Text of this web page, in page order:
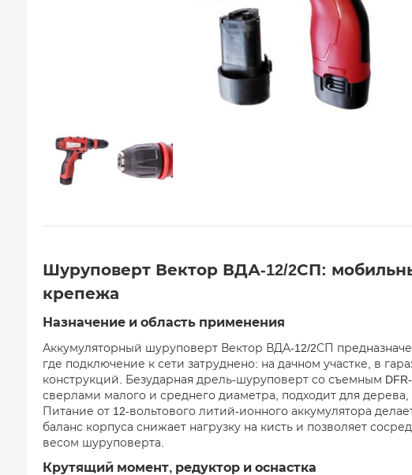
Шуруповерт Вектор ВДА-12/2СП:
крепежа
Назначение и область применения
Аккумуляторный шуруповерт Вектор ВДА-12/2СП
где подключение к сети затруднено: на дачном участке, в
конструкций. Безударная дрель-шуруповерт со съемным
сверлами малого и среднего диаметра, подходит для
Питание от 12-вольтового литий-ионного аккумулятора
баланс корпуса снижает нагрузку на кисть и позволяет
весом шуруповерта.
Крутящий момент, редуктор и оснастка